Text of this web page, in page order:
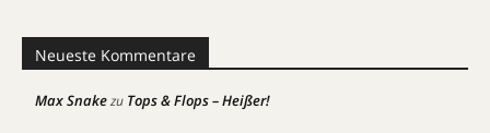
Neueste Kommentare
Max Snakezu Tops & Flops – Heißer!